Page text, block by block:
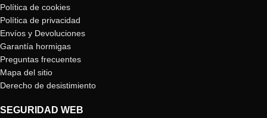
Política de cookies
Política de privacidad
Envíos y Devoluciones
Garantía hormigas
Preguntas frecuentes
Mapa del sitio
Derecho de desistimiento
SEGURIDAD WEB